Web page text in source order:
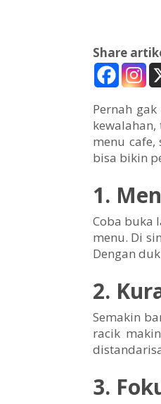
Share
Pernah
menu
bisa bikin
1.
Coba buka
menu. Di
Dengan
2.
Semakin
racik
3.